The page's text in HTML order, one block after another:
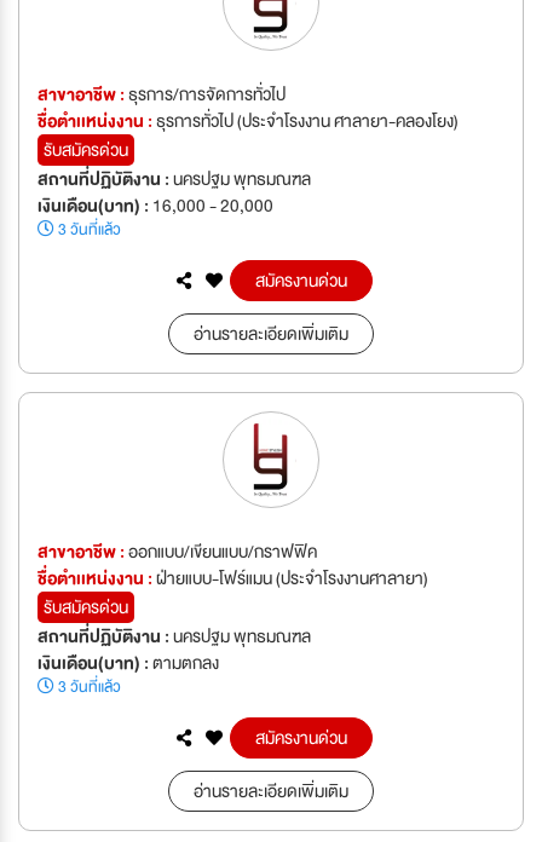
สาขาอาชีพ :ธุรการ/การจัดการทั่วไป
ชื่อตำเเหน่งงาน :ธุรการทั่วไป (ประจำโรงงาน ศาลายา-คลองโยง)
รับสมัครด่วน
สถานที่ปฏิบัติงาน :นครปฐม พุทธมณฑล
เงินเดือน(บาท) : 16,000 - 20,000
3 วันที่แล้ว
สมัครงานด่วน
อ่านรายละเอียดเพิ่มเติม
สาขาอาชีพ :ออกแบบ/เขียนแบบ/กราฟฟิค
ชื่อตำเเหน่งงาน :ฝ่ายแบบ-โฟร์แมน (ประจำโรงงานศาลายา)
รับสมัครด่วน
สถานที่ปฏิบัติงาน :นครปฐม พุทธมณฑล
เงินเดือน(บาท) :ตามตกลง
3 วันที่แล้ว
สมัครงานด่วน
อ่านรายละเอียดเพิ่มเติม